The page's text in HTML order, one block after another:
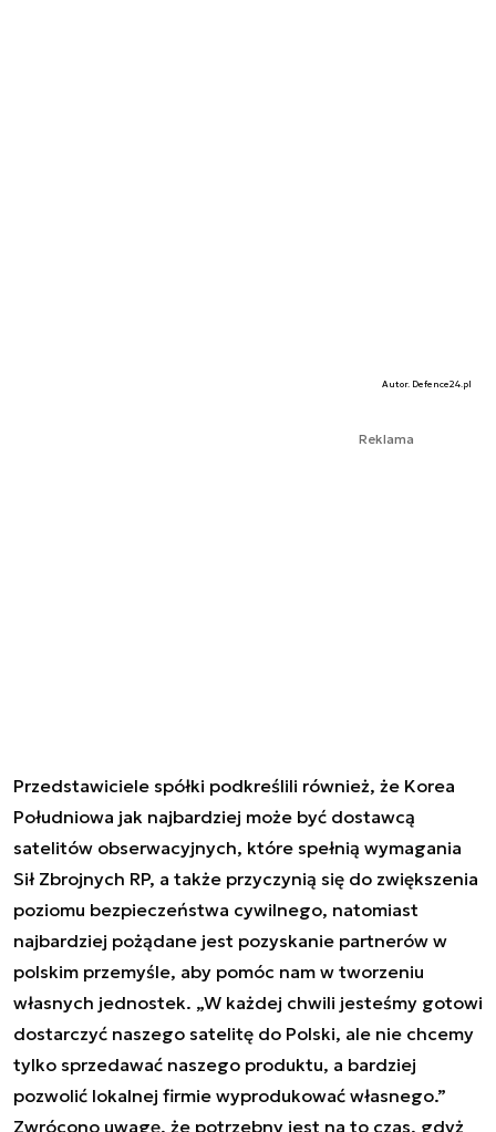
Autor. Defence24.pl
Reklama
Przedstawiciele spółki podkreślili również, że Korea
Południowa jak najbardziej może być dostawcą
satelitów obserwacyjnych, które spełnią wymagania
Sił Zbrojnych RP, a także przyczynią się do zwiększenia
poziomu bezpieczeństwa cywilnego, natomiast
najbardziej pożądane jest pozyskanie partnerów w
polskim przemyśle, aby pomóc nam w tworzeniu
własnych jednostek. „W każdej chwili jesteśmy gotowi
dostarczyć naszego satelitę do Polski, ale nie chcemy
tylko sprzedawać naszego produktu, a bardziej
pozwolić lokalnej firmie wyprodukować własnego.”
Zwrócono uwagę, że potrzebny jest na to czas, gdyż